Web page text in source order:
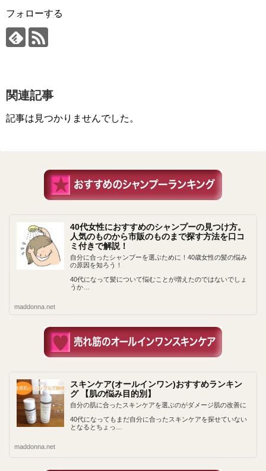
フォローする
関連記事
記事は見つかりませんでした。
40代女性におすすめのシャンプーの見つけ方。
人気のものから市販のものまで探す方法を口コ
ミ付きで解説！
自分に合ったシャンプーを選ぶために！40歳女性の髪の悩み
の原因を知ろう！
40代になって髪について悩むことが増えたのではないでしょ
うか…
maddonna.net
スキンケア(オールインワン)おすすめランキン
グ 【肌の悩み目的別】
自分の肌に合ったスキンケアを選ぶのがダメージ肌の改善に
40代になってもまだ自分に合ったスキンケアを探せていない
となるとちょっ…
maddonna.net